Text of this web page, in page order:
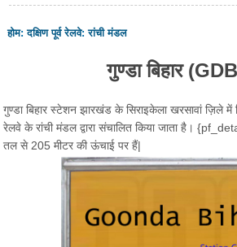
होम:दक्षिण पूर्व रेलवे:रांची मंडल
गुण्डा बिहार
गुण्डा बिहार स्टेशन झारखंड के सिराइकेला खरसावां ज़िले में
रेलवे के रांची मंडल द्वारा संचालित किया जाता है।
तल से 205 मीटर की ऊंचाई पर हैं|